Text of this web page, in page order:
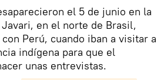
el 5 de junio en la
en el norte de Brasil,
Perú, cuando iban a visitar a
indígena para que el
unas entrevistas.